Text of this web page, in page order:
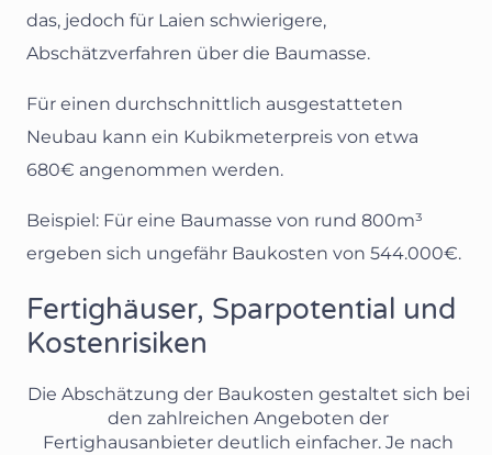
das, jedoch für Laien schwierigere,
Abschätzverfahren über die Baumasse.
Für einen durchschnittlich ausgestatteten
Neubau kann ein Kubikmeterpreis von etwa
680€ angenommen werden.
Beispiel: Für eine Baumasse von rund 800m³
ergeben sich ungefähr Baukosten von 544.000€.
Fertighäuser, Sparpotential und
Kostenrisiken
Die Abschätzung der Baukosten gestaltet sich bei
den zahlreichen Angeboten der
Fertighausanbieter deutlich einfacher. Je nach